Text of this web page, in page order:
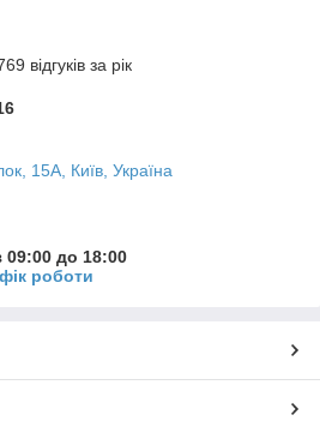
відгуків за рік
15А, Київ, Україна
09:00 до 18:00
роботи